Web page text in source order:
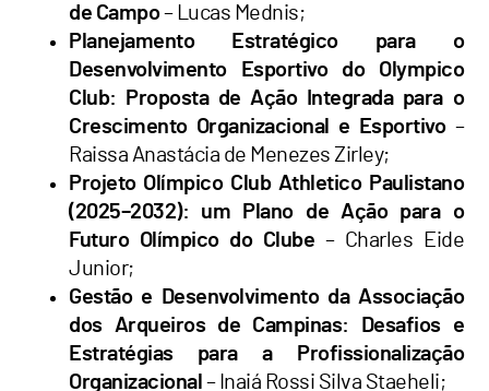
de Campo– Lucas Mednis;
Planejamento Estratégico para o
Desenvolvimento Esportivo do Olympico
Club: Proposta de Ação Integrada para o
Crescimento Organizacional e Esportivo–
Raissa Anastácia de Menezes Zirley;
Projeto Olímpico Club Athletico Paulistano
(2025–2032): um Plano de Ação para o
Futuro Olímpico do Clube – Charles Eide
Junior;
Gestão e Desenvolvimento da Associação
dos Arqueiros de Campinas: Desafios e
Estratégias para a Profissionalização
Organizacional – Inaiá Rossi Silva Staeheli;